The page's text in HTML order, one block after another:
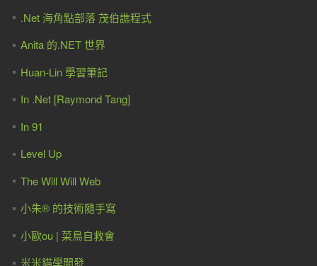
.Net 海角點部落 茂伯譙程式
Anita 的.NET 世界
Huan-Lin 學習筆記
In .Net [Raymond Tang]
In 91
Level Up
The Will Will Web
小朱® 的技術隨手寫
小歐ou | 菜鳥自救會
米米貓學開發